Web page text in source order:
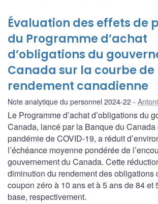
Évaluation des effets de
du Programme d’achat
d’obligations du
Canada sur la courbe de
rendement canadienne
Note analytique du personnel 2024-22
Le Programme d’achat d’obligations du
Canada, lancé par la Banque du
pandémie de COVID-19, a réduit
l’échéance moyenne pondérée de
gouvernement du Canada. Cette
diminution du rendement des obligations
coupon zéro à 10 ans et à 5 ans de 84 et
base, respectivement.